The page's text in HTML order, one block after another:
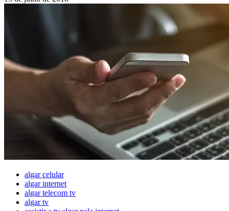
algar celular
algar internet
algar telecom tv
algar tv